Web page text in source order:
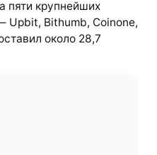
пяти крупнейших
Upbit, Bithumb, Coinone,
около 28,7